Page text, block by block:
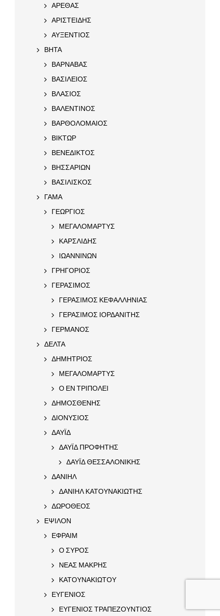
ΑΡΕΘΑΣ
ΑΡΙΣΤΕΙΔΗΣ
ΑΥΞΕΝΤΙΟΣ
ΒΗΤΑ
ΒΑΡΝΑΒΑΣ
ΒΑΣΙΛΕΙΟΣ
ΒΛΑΣΙΟΣ
ΒΑΛΕΝΤΙΝΟΣ
ΒΑΡΘΟΛΟΜΑΙΟΣ
ΒΙΚΤΩΡ
ΒΕΝΕΔΙΚΤΟΣ
ΒΗΣΣΑΡΙΩΝ
ΒΑΣΙΛΙΣΚΟΣ
ΓΑΜΑ
ΓΕΩΡΓΙΟΣ
ΜΕΓΑΛΟΜΑΡΤΥΣ
ΚΑΡΣΛΙΔΗΣ
ΙΩΑΝΝΙΝΩΝ
ΓΡΗΓΟΡΙΟΣ
ΓΕΡΑΣΙΜΟΣ
ΓΕΡΑΣΙΜΟΣ ΚΕΦΑΛΛΗΝΙΑΣ
ΓΕΡΑΣΙΜΟΣ ΙΟΡΔΑΝΙΤΗΣ
ΓΕΡΜΑΝΟΣ
ΔΕΛΤΑ
ΔΗΜΗΤΡΙΟΣ
ΜΕΓΑΛΟΜΑΡΤΥΣ
Ο ΕΝ ΤΡΙΠΟΛΕΙ
ΔΗΜΟΣΘΕΝΗΣ
ΔΙΟΝΥΣΙΟΣ
ΔΑΥΪΔ
ΔΑΥΪΔ ΠΡΟΦΗΤΗΣ
ΔΑΥΪΔ ΘΕΣΣΑΛΟΝΙΚΗΣ
ΔΑΝΙΗΛ
ΔΑΝΙΗΛ ΚΑΤΟΥΝΑΚΙΩΤΗΣ
ΔΩΡΟΘΕΟΣ
ΕΨΙΛΟΝ
ΕΦΡΑΙΜ
Ο ΣΥΡΟΣ
ΝΕΑΣ ΜΑΚΡΗΣ
ΚΑΤΟΥΝΑΚΙΩΤΟΥ
ΕΥΓΕΝΙΟΣ
ΕΥΓΕΝΙΟΣ ΤΡΑΠΕΖΟΥΝΤΙΟΣ